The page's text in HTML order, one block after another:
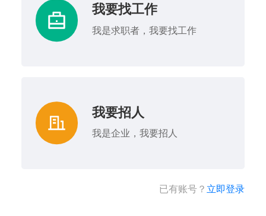
我要找工作
我是求职者，我要找工作
我要招人
我是企业，我要招人
已有账号？ 立即登录